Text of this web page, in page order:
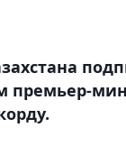
премьер-